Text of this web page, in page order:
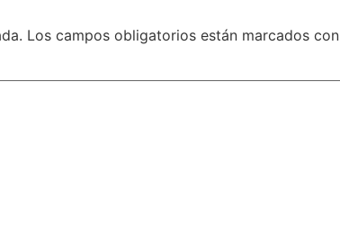
Los campos obligatorios están marcados con